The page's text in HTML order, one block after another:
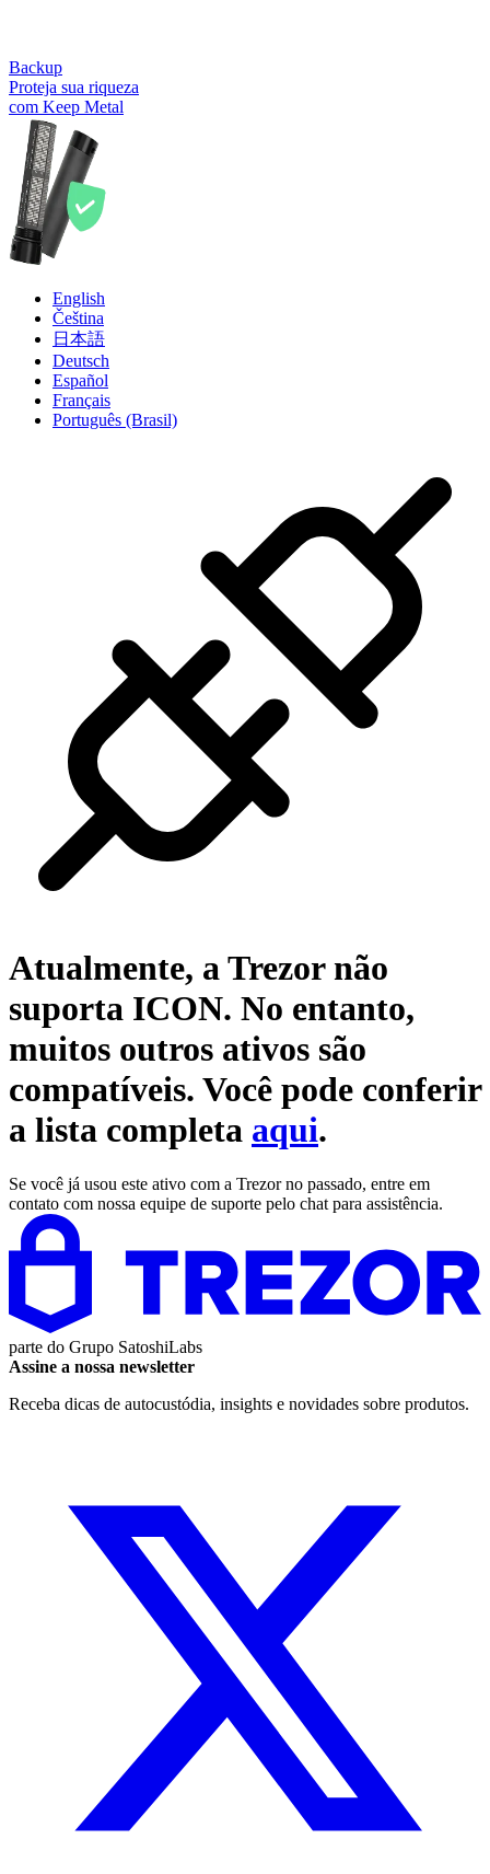
Backup
Proteja sua riqueza
com Keep Metal
English
Čeština
日本語
Deutsch
Español
Français
Português (Brasil)
Atualmente, a Trezor não
suporta ICON. No entanto,
muitos outros ativos são
compatíveis. Você pode conferir
a lista completa aqui.
Se você já usou este ativo com a Trezor no passado, entre em
contato com nossa equipe de suporte pelo chat para assistência.
parte do Grupo SatoshiLabs
Assine a nossa newsletter
Receba dicas de autocustódia, insights e novidades sobre produtos.